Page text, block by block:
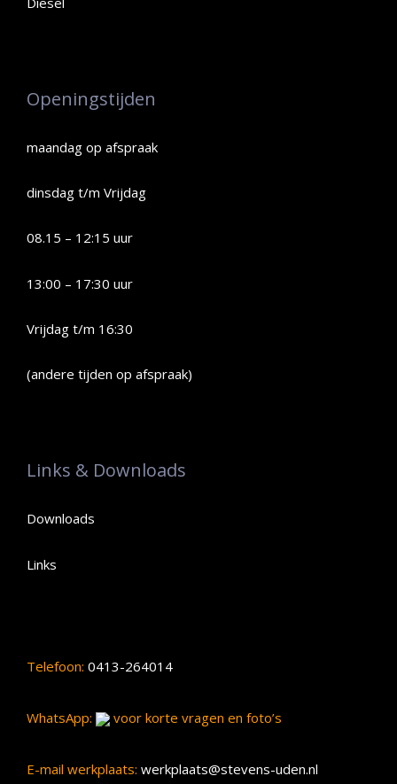
Openingstijden
maandag op afspraak
dinsdag t/m Vrijdag
08.15 – 12:15 uur
13:00 – 17:30 uur
Vrijdag t/m 16:30
(andere tijden op afspraak)
Links & Downloads
Downloads
Links
Telefoon: 0413-264014
WhatsApp: voor korte vragen en foto’s
E-mail werkplaats: werkplaats@stevens-uden.nl